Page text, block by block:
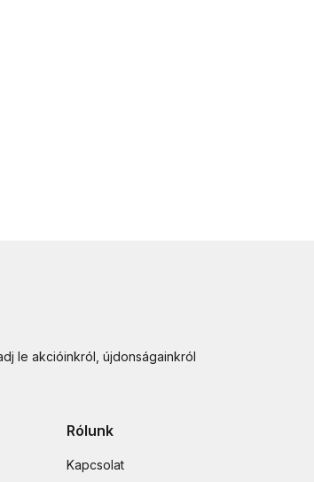
le akcióinkról, újdonságainkról
Rólunk
Kapcsolat